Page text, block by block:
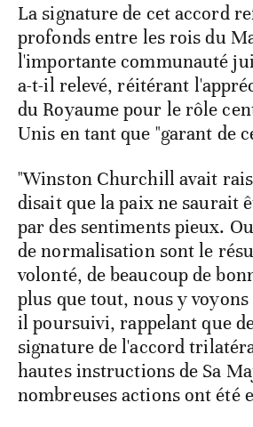
La signature de cet accord
profonds entre les rois du
l'importante communauté
a-t-il relevé, réitérant
du Royaume pour le rôle
Unis en tant que "garant de
"Winston Churchill avait
disait que la paix ne saurait
par des sentiments pieux.
de normalisation sont le
volonté, de beaucoup de
plus que tout, nous y
il poursuivi, rappelant que
signature de l'accord
hautes instructions de Sa
nombreuses actions ont été